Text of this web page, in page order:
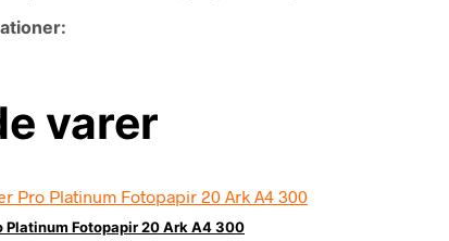
varer
Platinum Fotopapir 20 Ark A4 300